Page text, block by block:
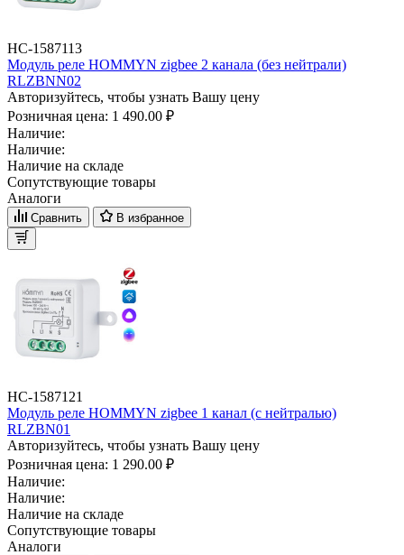
НС-1587113
Модуль реле HOMMYN zigbee 2 канала (без нейтрали)
RLZBNN02
Авторизуйтесь, чтобы узнать Вашу цену
Розничная цена: 1 490.00 ₽
Наличие:
Наличие:
Наличие на складе
Сопутствующие товары
Аналоги
Сравнить В избранное
НС-1587121
Модуль реле HOMMYN zigbee 1 канал (с нейтралью)
RLZBN01
Авторизуйтесь, чтобы узнать Вашу цену
Розничная цена: 1 290.00 ₽
Наличие:
Наличие:
Наличие на складе
Сопутствующие товары
Аналоги